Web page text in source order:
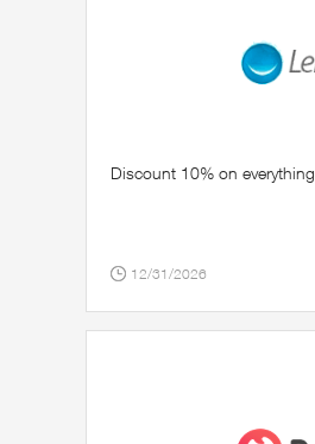
Discount 10% on everything
12/31/2026